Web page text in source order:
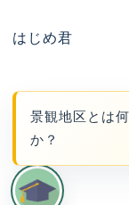
はじめ君
景観地区とは
か？